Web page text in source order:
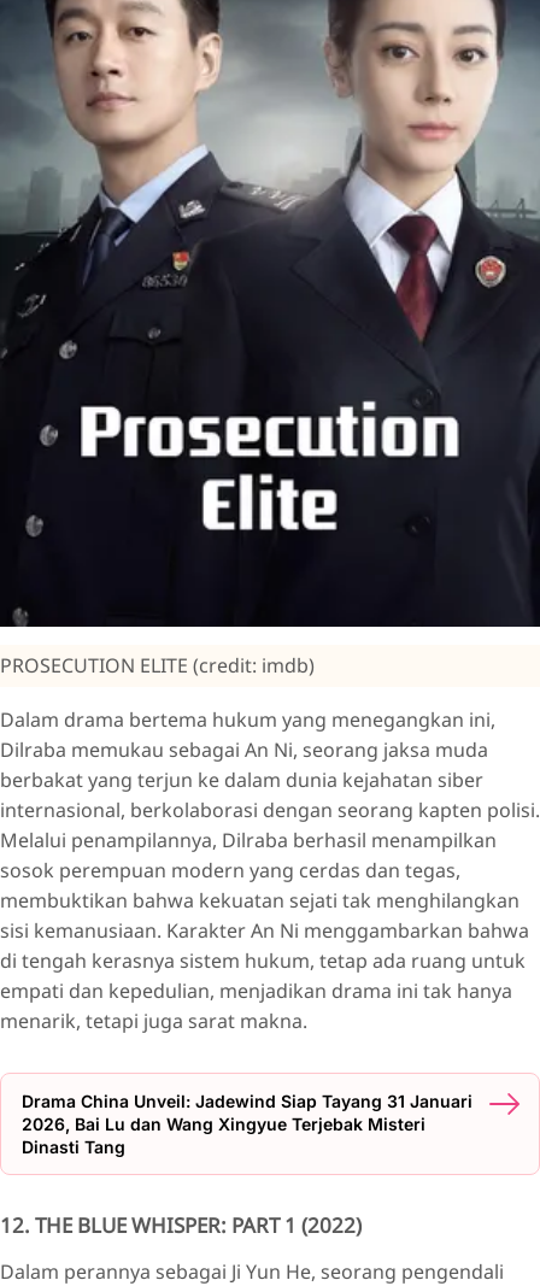
PROSECUTION ELITE (credit: imdb)
Dalam drama bertema hukum yang menegangkan ini,
Dilraba memukau sebagai An Ni, seorang jaksa muda
berbakat yang terjun ke dalam dunia kejahatan siber
internasional, berkolaborasi dengan seorang kapten polisi.
Melalui penampilannya, Dilraba berhasil menampilkan
sosok perempuan modern yang cerdas dan tegas,
membuktikan bahwa kekuatan sejati tak menghilangkan
sisi kemanusiaan. Karakter An Ni menggambarkan bahwa
di tengah kerasnya sistem hukum, tetap ada ruang untuk
empati dan kepedulian, menjadikan drama ini tak hanya
menarik, tetapi juga sarat makna.
Drama China Unveil: Jadewind Siap Tayang 31 Januari
2026, Bai Lu dan Wang Xingyue Terjebak Misteri
Dinasti Tang
12. THE BLUE WHISPER: PART 1 (2022)
Dalam perannya sebagai Ji Yun He, seorang pengendali